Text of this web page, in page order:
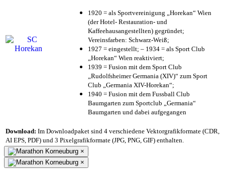
1920 = als Sportvereinigung „Horekan“ Wien
(der Hotel- Restauration- und
Kaffeehausangestellten) gegründet;
Vereinsfarben: Schwarz-Weiß;
1927 = eingestellt; – 1934 = als Sport Club
„Horekan“ Wien reaktiviert;
1939 = Fusion mit dem Sport Club
„Rudolfsheimer Germania (XIV)“ zum Sport
Club „Germania XIV-Horekan“;
1940 = Fusion mit dem Fussball Club
Baumgarten zum Sportclub „Germania“
Baumgarten und dabei aufgegangen
Download: Im Downloadpaket sind 4 verschiedene Vektorgrafikformate (CDR,
AI EPS, PDF) und 3 Pixelgrafikformate (JPG, PNG, GIF) enthalten.
×
×